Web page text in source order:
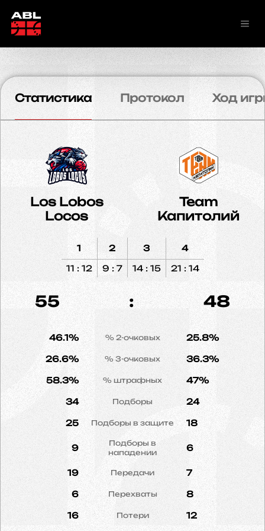
Статистика Протокол Ход
Los Lobos
Locos
Team
Капитолий
1
11 : 12
2
9 : 7
3
14 : 15
4
21 : 14
55 : 48
46.1% % 2-очковых 25.8%
26.6% % 3-очковых 36.3%
58.3% % штрафных 47%
34 Подборы 24
25 Подборы в защите 18
9
Подборы в
нападении
6
19 Передачи 7
6 Перехваты 8
16 Потери 12